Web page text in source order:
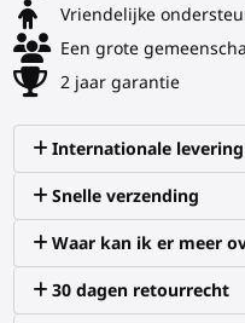
Vriendelijke
Een grote
2 jaar garantie
Internationale levering
Snelle verzending
Waar kan ik er meer
30 dagen retourrecht